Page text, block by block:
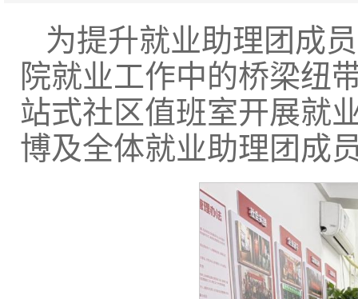
为提升就业助理团成
院就业工作中的桥梁纽
站式社区值班室开展就
博及全体就业助理团成